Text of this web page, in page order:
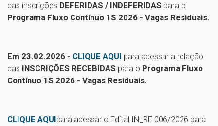
das inscrições DEFERIDAS / INDEFERIDAS para o
Programa Fluxo Contínuo 1S 2026 - Vagas Residuais.
Em 23.02.2026 - CLIQUE AQUI para acessar a relação
das INSCRIÇÕES RECEBIDAS para o Programa Fluxo
Contínuo 1S 2026 - Vagas Residuais.
CLIQUE AQUIpara acessar o Edital IN_RE 006/2026 para